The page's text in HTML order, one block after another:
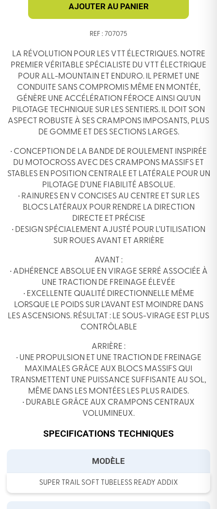
SCHWALBE
'EDDY
FRONT'
SUPER
TRAIL
SOFT
29X2.40
AJOUTER AU PANIER
REF : 707075
LA RÉVOLUTION POUR LES VTT ÉLECTRIQUES. NOTRE
PREMIER VÉRITABLE SPÉCIALISTE DU VTT ÉLECTRIQUE
POUR ALL-MOUNTAIN ET ENDURO. IL PERMET UNE
CONDUITE SANS COMPROMIS MÊME EN MONTÉE,
GÉNÈRE UNE ACCÉLÉRATION FÉROCE AINSI QU’UN
PILOTAGE TECHNIQUE SUR LES SENTIERS. IL DOIT SON
ASPECT ROBUSTE À SES CRAMPONS IMPOSANTS, PLUS
DE GOMME ET DES SECTIONS LARGES.
• CONCEPTION DE LA BANDE DE ROULEMENT INSPIRÉE
DU MOTOCROSS AVEC DES CRAMPONS MASSIFS ET
STABLES EN POSITION CENTRALE ET LATÉRALE POUR UN
PILOTAGE D’UNE FIABILITÉ ABSOLUE.
• RAINURES EN V CONCISES AU CENTRE ET SUR LES
BLOCS LATÉRAUX POUR RENDRE LA DIRECTION
DIRECTE ET PRÉCISE
• DESIGN SPÉCIALEMENT AJUSTÉ POUR L’UTILISATION
SUR ROUES AVANT ET ARRIÈRE
AVANT :
• ADHÉRENCE ABSOLUE EN VIRAGE SERRÉ ASSOCIÉE À
UNE TRACTION DE FREINAGE ÉLEVÉE
• EXCELLENTE QUALITÉ DIRECTIONNELLE MÊME
LORSQUE LE POIDS SUR L’AVANT EST MOINDRE DANS
LES ASCENSIONS. RÉSULTAT : LE SOUS-VIRAGE EST PLUS
CONTRÔLABLE
ARRIÈRE :
• UNE PROPULSION ET UNE TRACTION DE FREINAGE
MAXIMALES GRÂCE AUX BLOCS MASSIFS QUI
TRANSMETTENT UNE PUISSANCE SUFFISANTE AU SOL,
MÊME DANS LES MONTÉES LES PLUS RAIDES.
• DURABLE GRÂCE AUX CRAMPONS CENTRAUX
VOLUMINEUX.
SPECIFICATIONS TECHNIQUES
MODÈLE
SUPER TRAIL SOFT TUBELESS READY ADDIX